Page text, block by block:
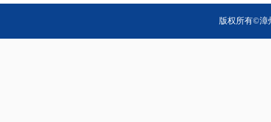
版权所有©